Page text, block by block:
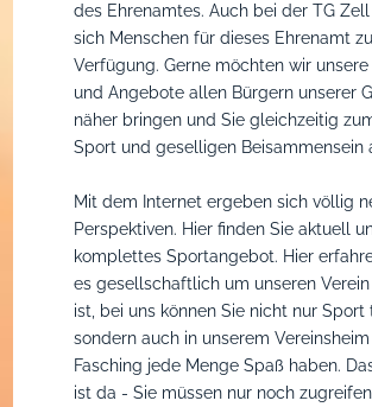
des Ehrenamtes. Auch bei der TG
sich Menschen für dieses Ehrenamt
Verfügung. Gerne möchten wir
und Angebote allen Bürgern unserer
näher bringen und Sie gleichzeitig
Sport und geselligen Beisammensein
Mit dem Internet ergeben sich völlig
Perspektiven. Hier finden Sie aktuell
komplettes Sportangebot. Hier
es gesellschaftlich um unseren
ist, bei uns können Sie nicht nur Sport
sondern auch in unserem
Fasching jede Menge Spaß haben.
ist da - Sie müssen nur noch